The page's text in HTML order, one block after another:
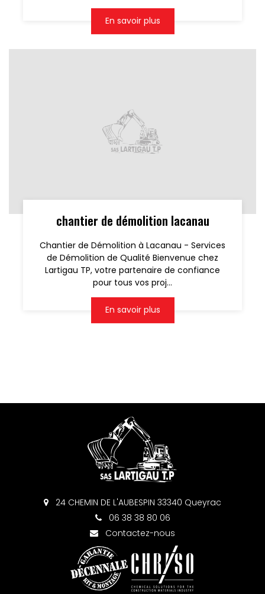
En savoir plus
chantier de démolition lacanau
Chantier de Démolition à Lacanau - Services
de Démolition de Qualité Bienvenue chez
Lartigau TP, votre partenaire de confiance
pour tous vos proj...
En savoir plus
24 CHEMIN DE L'AUBESPIN 33340 Queyrac
06 38 38 80 06
Contactez-nous